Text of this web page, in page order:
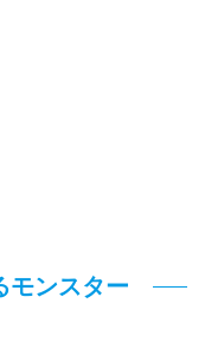
モンスター